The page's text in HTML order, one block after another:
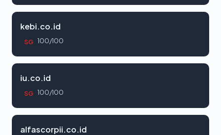
kebi.co.id
SG 100/100
iu.co.id
SG 100/100
alfascorpii.co.id